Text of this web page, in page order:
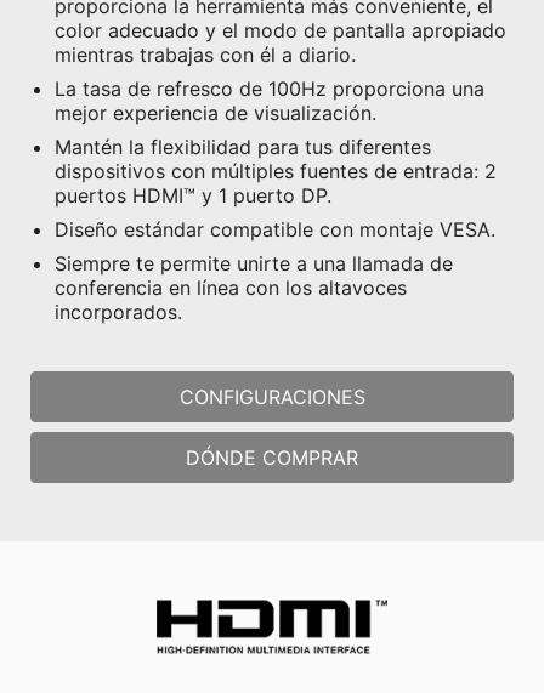
proporciona la herramienta más conveniente, el
color adecuado y el modo de pantalla apropiado
mientras trabajas con él a diario.
La tasa de refresco de 100Hz proporciona una
mejor experiencia de visualización.
Mantén la flexibilidad para tus diferentes
dispositivos con múltiples fuentes de entrada: 2
puertos HDMI™ y 1 puerto DP.
Diseño estándar compatible con montaje VESA.
Siempre te permite unirte a una llamada de
conferencia en línea con los altavoces
incorporados.
CONFIGURACIONES
DÓNDE COMPRAR